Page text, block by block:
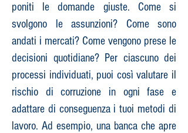
poniti le domande giuste. Come si
svolgono le assunzioni? Come sono
andati i mercati? Come vengono prese le
decisioni quotidiane? Per ciascuno dei
processi individuati, puoi così valutare il
rischio di corruzione in ogni fase e
adattare di conseguenza i tuoi metodi di
lavoro. Ad esempio, una banca che apre